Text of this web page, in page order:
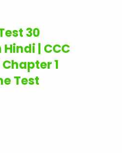
30
| CCC
1
Test